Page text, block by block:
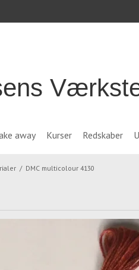
away Kurser Redskaber
/ DMC multicolour 4130